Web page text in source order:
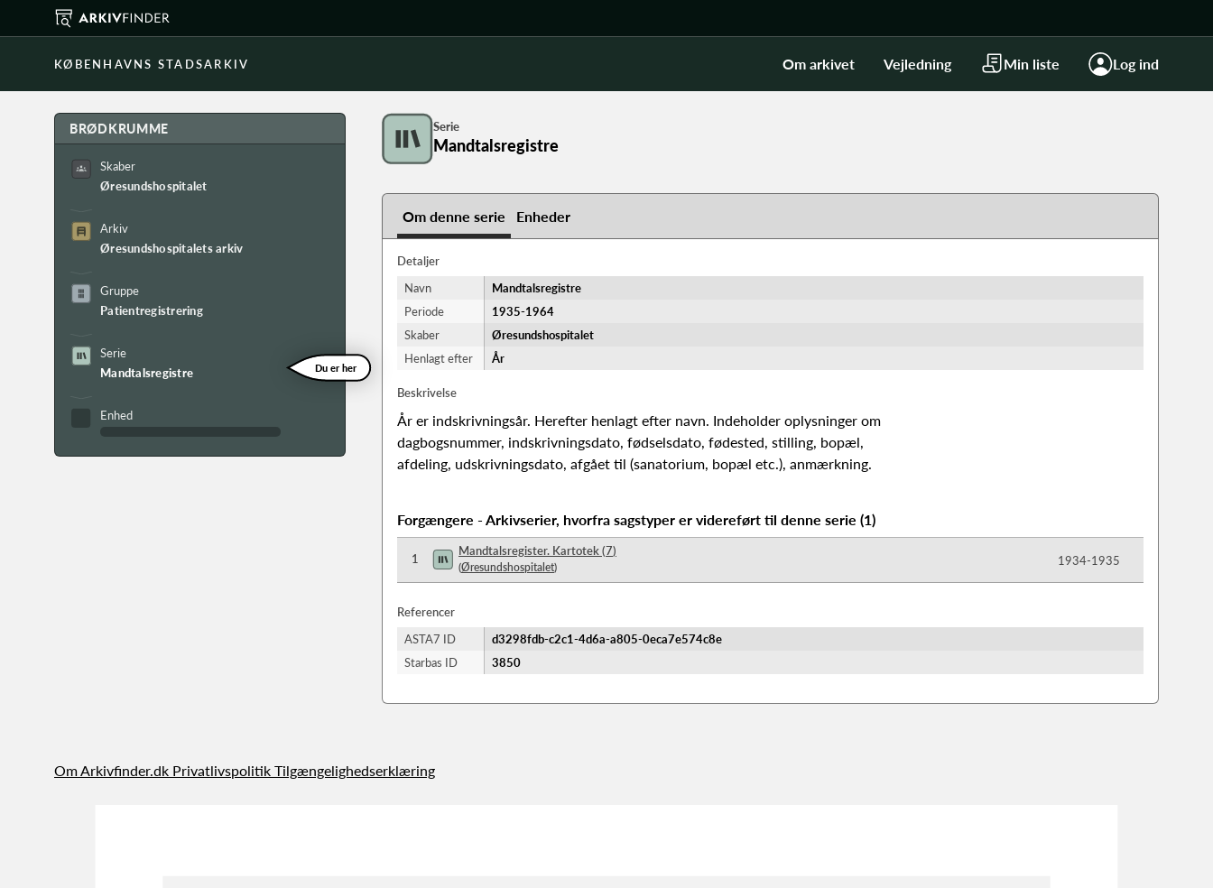
KØBENHAVNS STADSARKIV Om arkivet Vejledning Min liste Log ind
BRØDKRUMME
Skaber
Øresundshospitalet
Arkiv
Øresundshospitalets arkiv
Gruppe
Patientregistrering
Serie
Mandtalsregistre
Du er her
Enhed
Serie
Mandtalsregistre
Om denne serie Enheder
Detaljer
Navn
Mandtalsregistre
Periode
1935-​1964
Skaber
Øresundshospitalet
Henlagt efter
År
Beskrivelse
År er indskrivningsår. Herefter henlagt efter navn. Indeholder oplysninger om
dagbogsnummer, indskrivningsdato, fødselsdato, fødested, stilling, bopæl,
afdeling, udskrivningsdato, afgået til (sanatorium, bopæl etc.), anmærkning.
Forgængere - Arkivserier, hvorfra sagstyper er videreført til denne serie (1)
1
Mandtalsregister. Kartotek(7)
(Øresundshospitalet) 1934-​1935
Referencer
ASTA7 ID
d3298fdb-c2c1-4d6a-a805-0eca7e574c8e
Starbas ID
3850
Om Arkivfinder.dk Privatlivspolitik Tilgængelighedserklæring